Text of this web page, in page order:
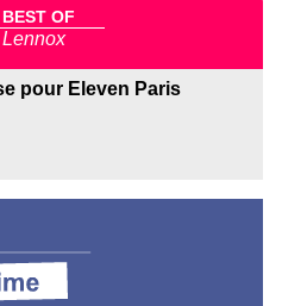
OF
pour Eleven Paris